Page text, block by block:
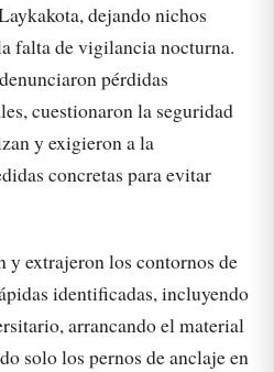
dejando nichos
falta de vigilancia nocturna.
pérdidas
cuestionaron la seguridad
y exigieron a la
concretas para evitar
y extrajeron los contornos de
identificadas, incluyendo
arrancando el material
solo los pernos de anclaje en